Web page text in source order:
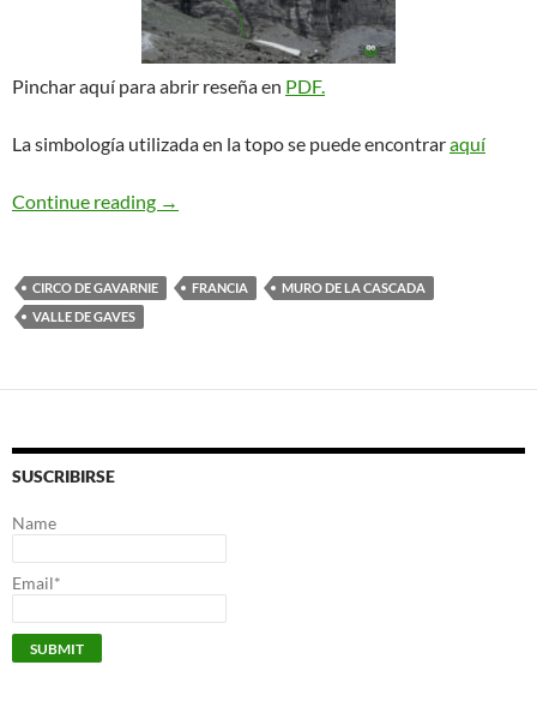
Pinchar aquí para abrir reseña en PDF.
La simbología utilizada en la topo se puede encontraraquí
Continue reading Vía Clásica. Gavarnie
→
CIRCO DE GAVARNIE FRANCIA
MURO DE LA CASCADA
VALLE DE GAVES
SUSCRIBIRSE
Name
Email*